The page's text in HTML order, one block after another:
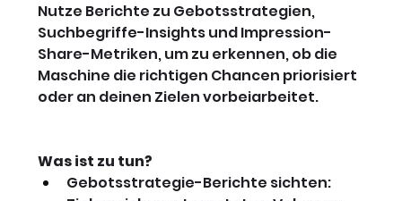
Nutze Berichte zu Gebotsstrategien,
Suchbegriffe-Insights und Impression-
Share-Metriken, um zu erkennen, ob die
Maschine die richtigen Chancen priorisiert
oder an deinen Zielen vorbeiarbeitet.
Was ist zu tun?
Gebotsstrategie-Berichte sichten: